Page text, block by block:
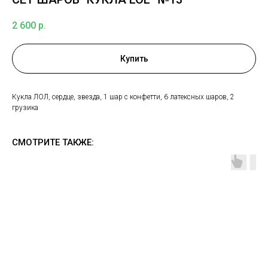
2 600 р.
Купить
Кукла ЛОЛ, сердце, звезда, 1 шар с конфетти, 6 латексных шаров, 2
грузика
СМОТРИТЕ ТАКЖЕ: